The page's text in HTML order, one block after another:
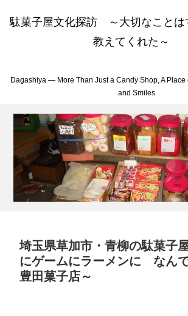
駄菓子屋文化探訪 ～大切なことは
教えてくれた～
Dagashiya — More Than Just a Candy Shop, A
and Smiles
埼玉県草加市・青柳の駄菓子
にゲームにラーメンに なんで
豊田菓子店～